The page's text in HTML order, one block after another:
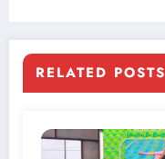
RELATED POSTS